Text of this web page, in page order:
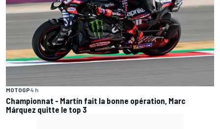
MOTOGP4 h
Championnat - Martín fait la bonne opération, Marc
Márquez quitte le top 3